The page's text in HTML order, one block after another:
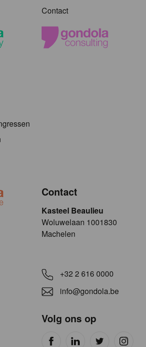
Contact
Contact
Kasteel Beaulieu
​​​Woluwelaan 1001830
Machelen
+32 2 616 0000
info@gondola.be
Volg ons op